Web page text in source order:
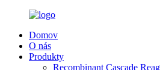
Domov
O nás
Produkty
Recombinant Cascade